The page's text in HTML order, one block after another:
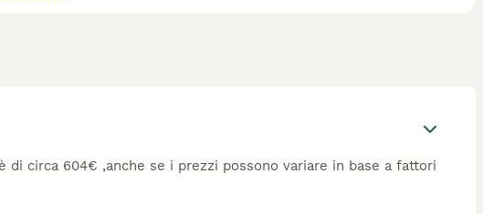
circa 604€ ,anche se i prezzi possono variare in base a fattori